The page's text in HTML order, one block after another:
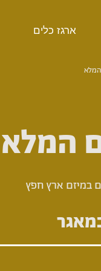
ארגז כלים
המלא
במיזם ארץ חפץ